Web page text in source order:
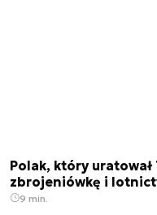
Polak, który
zbrojeniówkę i
9 min.